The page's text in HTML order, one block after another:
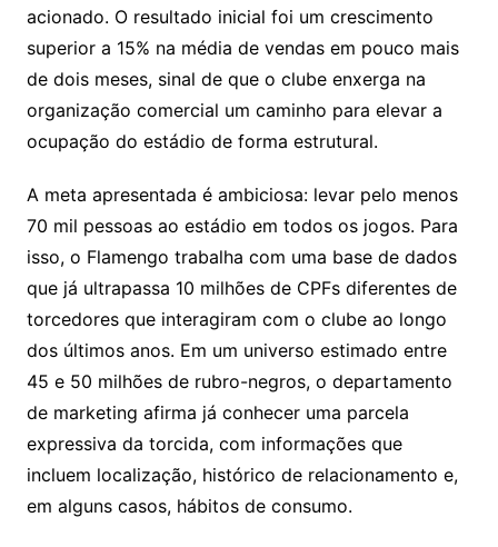
acionado. O resultado inicial foi um crescimento
superior a 15% na média de vendas em pouco mais
de dois meses, sinal de que o clube enxerga na
organização comercial um caminho para elevar a
ocupação do estádio de forma estrutural.
A meta apresentada é ambiciosa: levar pelo menos
70 mil pessoas ao estádio em todos os jogos. Para
isso, o Flamengo trabalha com uma base de dados
que já ultrapassa 10 milhões de CPFs diferentes de
torcedores que interagiram com o clube ao longo
dos últimos anos. Em um universo estimado entre
45 e 50 milhões de rubro-negros, o departamento
de marketing afirma já conhecer uma parcela
expressiva da torcida, com informações que
incluem localização, histórico de relacionamento e,
em alguns casos, hábitos de consumo.